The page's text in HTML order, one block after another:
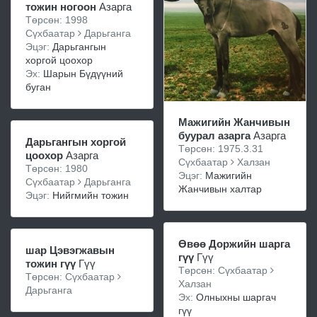
тожин ногоон Азарга
Төрсөн: 1998
Сүхбаатар
Дарьганга
Эцэг: Дарьгангын
хоргой цоохор
Эх: Шарын Бүдүүний
буган
Дарьгангын хоргой
цоохор Азарга
Төрсөн: 1980
Сүхбаатар
Дарьганга
Эцэг: Нийгмийн тожин
шар Цэвэгжавын
тожин гүү Гүү
Төрсөн: Сүхбаатар
Дарьганга
Мажигийн Жанчивын
буурал азаргаАзарга
Төрсөн: 1975.3.31
Сүхбаатар
Халзан
Эцэг: Мажигийн
Жанчивын халтар
Өвөө Доржийн шарга
гүү Гүү
Төрсөн: Сүхбаатар
Халзан
Эх: Олныхны шаргач
гүү